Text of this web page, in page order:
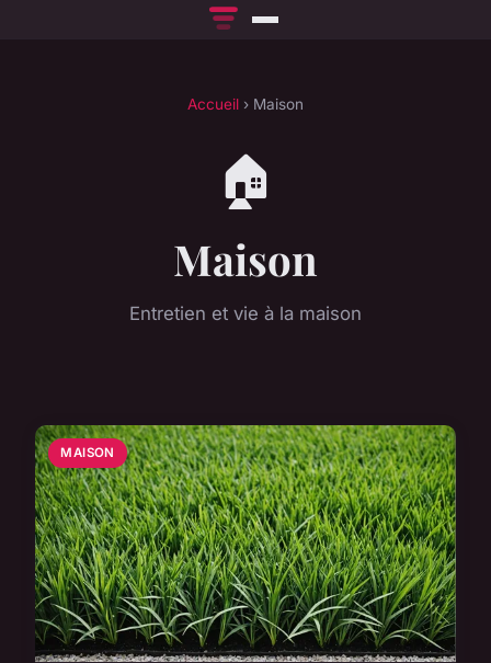
Accueil › Maison
🏠
Maison
Entretien et vie à la maison
MAISON